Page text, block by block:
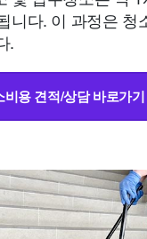
니다. 이 과정은 청
.
비용 견적/상담 바로가